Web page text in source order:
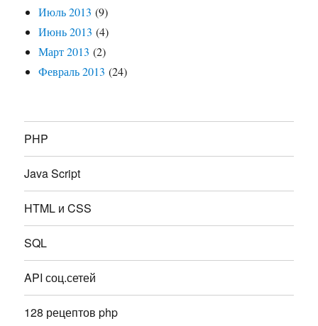
Июль 2013 (9)
Июнь 2013 (4)
Март 2013 (2)
Февраль 2013 (24)
PHP
Java Script
HTML и CSS
SQL
API соц.сетей
128 рецептов php